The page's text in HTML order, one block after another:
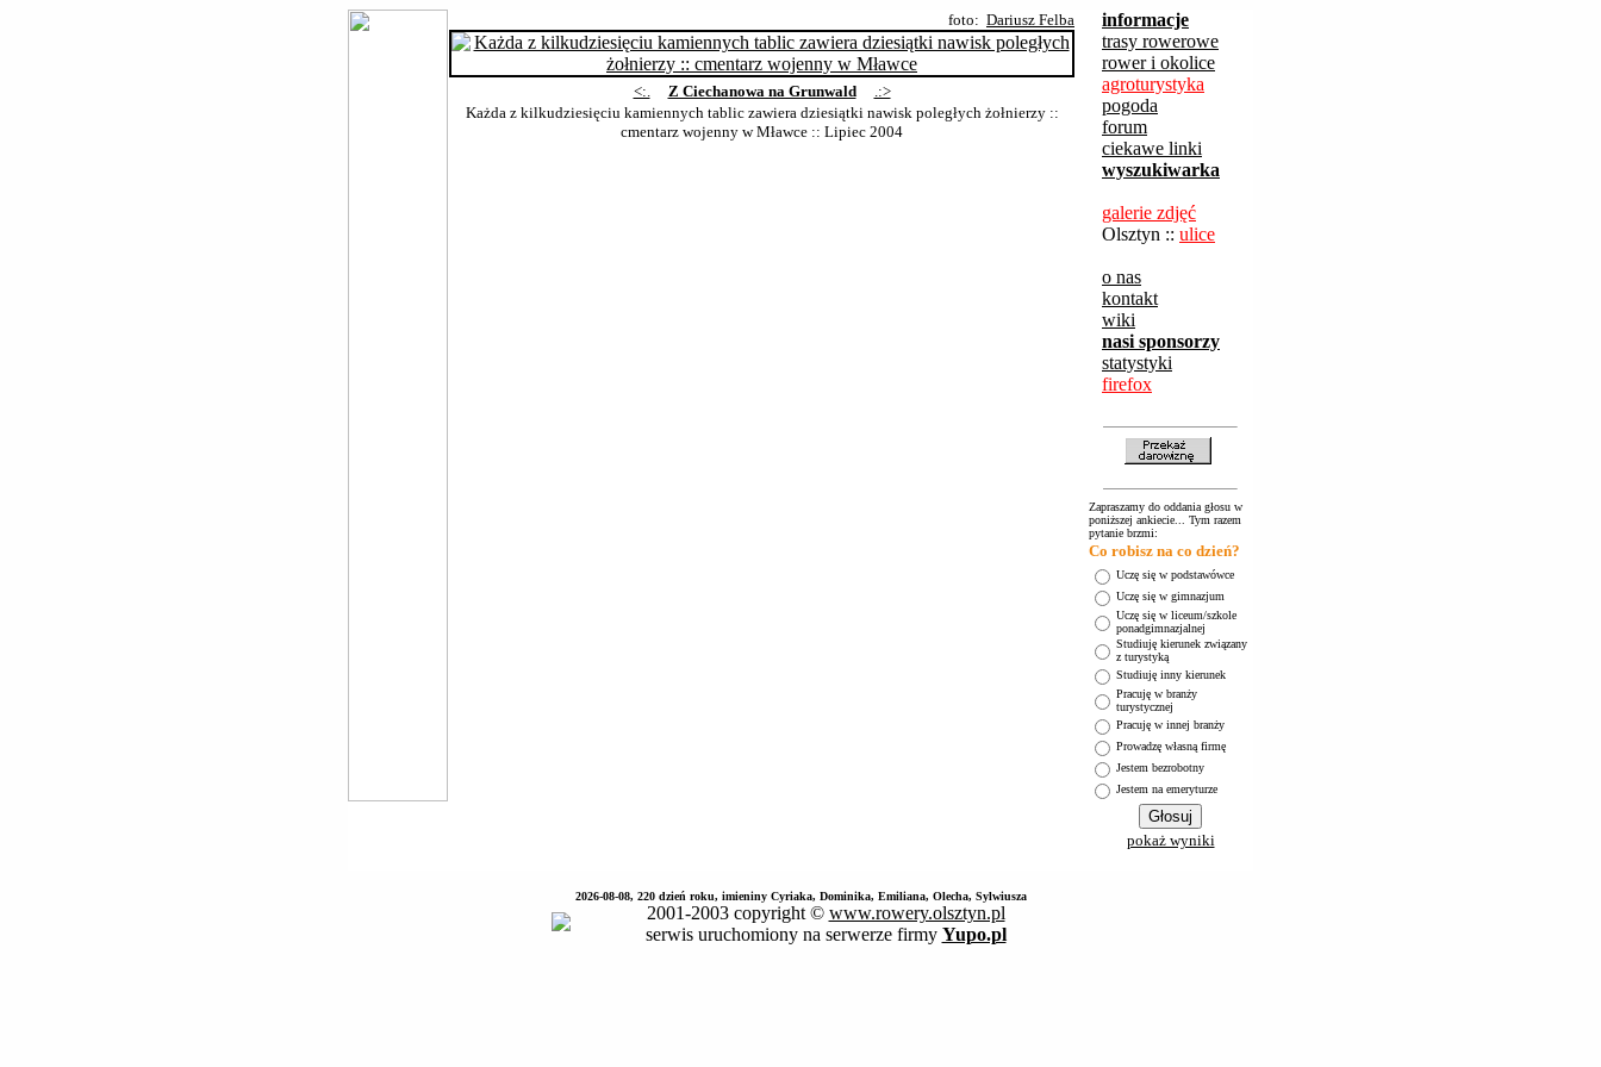
foto: Dariusz Felba
<:. Z Ciechanowa na Grunwald
.:>
Każda z kilkudziesięciu kamiennych tablic zawiera dziesiątki nawisk poległych żołnierzy ::
cmentarz wojenny w Mławce :: Lipiec 2004
informacje
trasy rowerowe
rower i okolice
agroturystyka
pogoda
forum
ciekawe linki
wyszukiwarka
galerie zdjęć
Olsztyn :: ulice
o nas
kontakt
wiki
nasi sponsorzy
statystyki
firefox
Zapraszamy do oddania głosu w
poniższej ankiecie... Tym razem
pytanie brzmi:
Co robisz na co dzień?
Uczę się w podstawówce
Uczę się w gimnazjum
Uczę się w liceum/szkole
ponadgimnazjalnej
Studiuję kierunek związany
z turystyką
Studiuję inny kierunek
Pracuję w branży
turystycznej
Pracuję w innej branży
Prowadzę własną firmę
Jestem bezrobotny
Jestem na emeryturze
pokaż wyniki
2026-08-08, 220 dzień roku, imieniny Cyriaka, Dominika, Emiliana, Olecha, Sylwiusza
2001-2003 copyright © www.rowery.olsztyn.pl
serwis uruchomiony na serwerze firmy Yupo.pl